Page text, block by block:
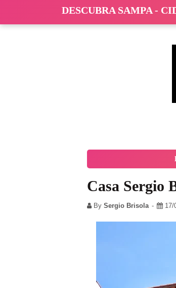
DESCUBRA SAMPA -
Casa Sergio
By Sergio Brisola 17/